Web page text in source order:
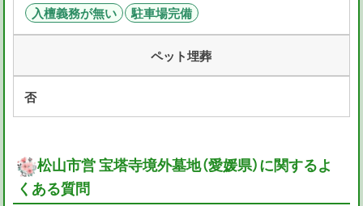
入檀義務が無い 駐車場完備
ペット埋葬
否
松山市営 宝塔寺境外墓地（愛媛県）に関するよ
くある質問